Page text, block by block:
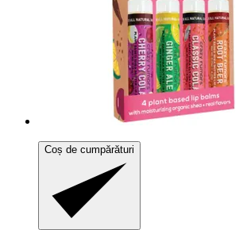
Coș de cumpărături